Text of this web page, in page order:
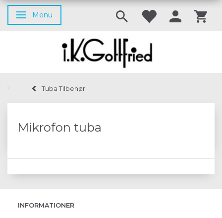
Skifte navigation
Menu
Tuba Tilbehør
Mikrofon tuba
INFORMATIONER